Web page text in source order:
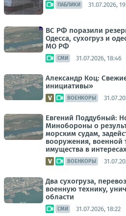
ПАБЛИКИ 31.07.2026,
ВС РФ поразили
Одесса, сухогруз и
МО РФ
СМИ 31.07.2026, 18:46
Александр Коц:
инициативы»
ВОЕНКОРЫ
Евгений Поддубный:
Минобороны о
морским судам,
вооружения, военной
имущества в
ВОЕНКОРЫ
Два сухогруза,
военную технику,
области
СМИ 31.07.2026, 18:22